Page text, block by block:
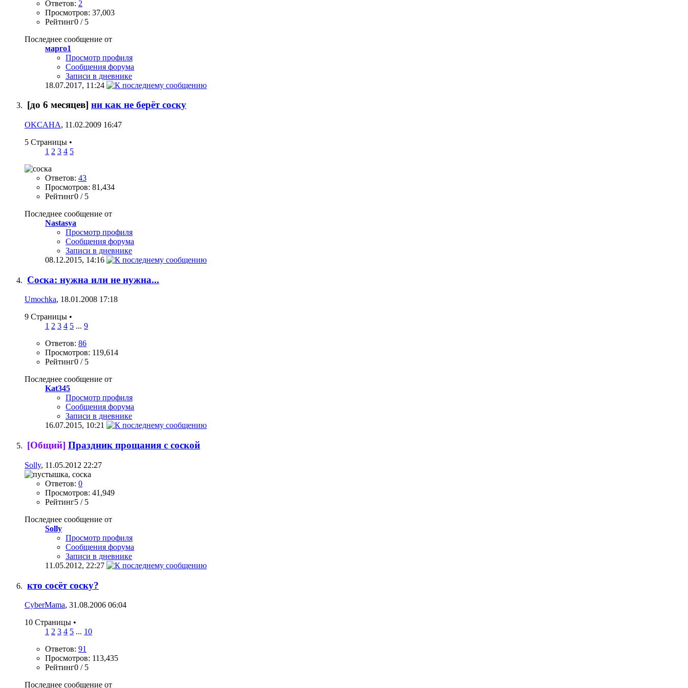
Ответов: 2
Просмотров: 37,003
Рейтинг0 / 5
Последнее сообщение от
марго1
Просмотр профиля
Сообщения форума
Записи в дневнике
18.07.2017, 11:24
[до 6 месяцев] ни как не берёт соску
OKCAHA, 11.02.2009 16:47
5 Страницы •
1 2 3 4 5
Ответов: 43
Просмотров: 81,434
Рейтинг0 / 5
Последнее сообщение от
Nastasya
Просмотр профиля
Сообщения форума
Записи в дневнике
08.12.2015, 14:16
Соска: нужна или не нужна...
Umochka, 18.01.2008 17:18
9 Страницы •
1 2 3 4 5 ... 9
Ответов: 86
Просмотров: 119,614
Рейтинг0 / 5
Последнее сообщение от
Kat345
Просмотр профиля
Сообщения форума
Записи в дневнике
16.07.2015, 10:21
[Общий] Праздник прощания с соской
Solly, 11.05.2012 22:27
Ответов: 0
Просмотров: 41,949
Рейтинг5 / 5
Последнее сообщение от
Solly
Просмотр профиля
Сообщения форума
Записи в дневнике
11.05.2012, 22:27
кто сосёт соску?
CyberMama, 31.08.2006 06:04
10 Страницы •
1 2 3 4 5 ... 10
Ответов: 91
Просмотров: 113,435
Рейтинг0 / 5
Последнее сообщение от